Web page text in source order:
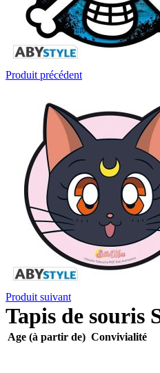
Produit précédent
Produit suivant
Tapis de souris
Age (à partir de) Convivialité